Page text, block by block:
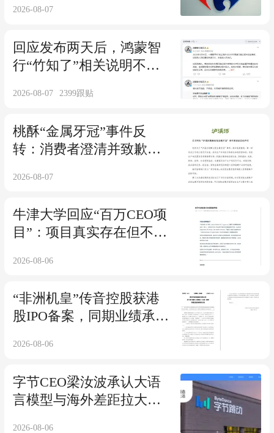
2026-08-07
回应发布两天后，鸿蒙智
行“竹知了”相关说明不见
2026-08-07 2399跟贴
桃酥“金属牙冠”事件反
转：消费者澄清并致歉，
2026-08-07
牛津大学回应“百万CEO项
目”：项目真实存在但不认
2026-08-06
“非洲机皇”传音控股获港
股IPO备案，同期业绩承
2026-08-06
字节CEO梁汝波承认大语
言模型与海外差距拉大，
2026-08-06